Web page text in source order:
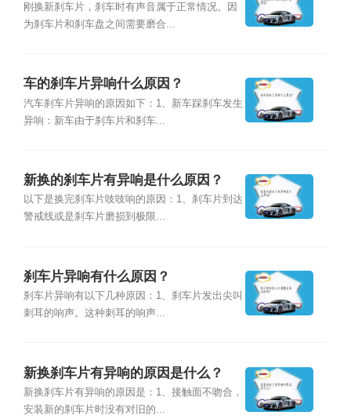
刚换新刹车片，刹车时有声音属于正常情况。因
为刹车片和刹车盘之间需要磨合...
车的刹车片异响什么原因？
汽车刹车片异响的原因如下：1、新车踩刹车发生
异响：新车由于刹车片和刹车...
新换的刹车片有异响是什么原因？
以下是换完刹车片吱吱响的原因：1、刹车片到达
警戒线或是刹车片磨损到极限...
刹车片异响有什么原因？
刹车片异响有以下几种原因：1、刹车片发出尖叫
刺耳的响声。这种刺耳的响声...
新换刹车片有异响的原因是什么？
新换刹车片有异响的原因是：1、接触面不吻合，
安装新的刹车片时没有对旧的...